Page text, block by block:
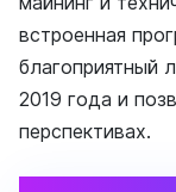
встроенная
благоприятный
2019 года и
перспективах.